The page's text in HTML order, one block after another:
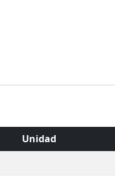
Unidad